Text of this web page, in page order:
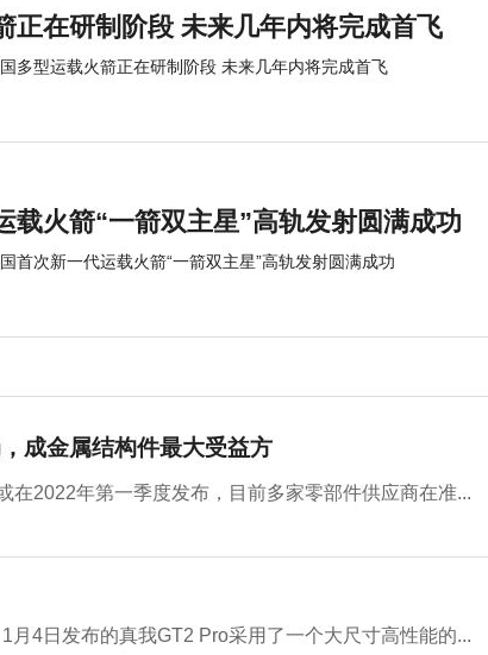
正在研制阶段 未来几年内将完成首飞
多型运载火箭正在研制阶段 未来几年内将完成首飞
载火箭“一箭双主星”高轨发射圆满成功
首次新一代运载火箭“一箭双主星”高轨发射圆满成功
成金属结构件最大受益方
2022年第一季度发布，目前多家零部件供应商在准...
4日发布的真我GT2 Pro采用了一个大尺寸高性能的...